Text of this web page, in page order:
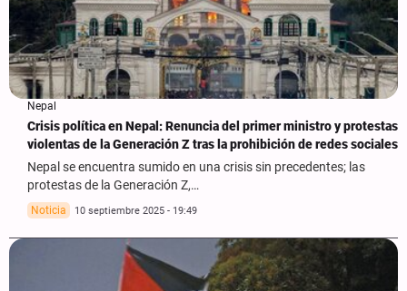
Nepal
Crisis política en Nepal: Renuncia del primer ministro y protestas
violentas de la Generación Z tras la prohibición de redes sociales
Nepal se encuentra sumido en una crisis sin precedentes; las
protestas de la Generación Z,…
Noticia 10 septiembre 2025 - 19:49